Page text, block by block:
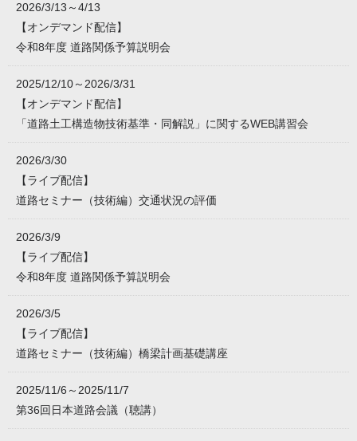
2026/3/13～4/13
【オンデマンド配信】
令和8年度 道路関係予算説明会
2025/12/10～2026/3/31
【オンデマンド配信】
「道路土工構造物技術基準・同解説」に関するWEB講習会
2026/3/30
【ライブ配信】
道路セミナー（技術編）交通状況の評価
2026/3/9
【ライブ配信】
令和8年度 道路関係予算説明会
2026/3/5
【ライブ配信】
道路セミナー（技術編）橋梁計画基礎講座
2025/11/6～2025/11/7
第36回日本道路会議（聴講）